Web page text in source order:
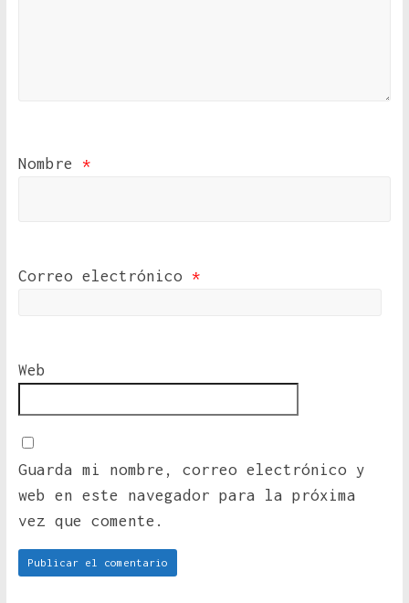
Nombre *
Correo electrónico *
Web
Guarda mi nombre, correo electrónico y
web en este navegador para la próxima
vez que comente.